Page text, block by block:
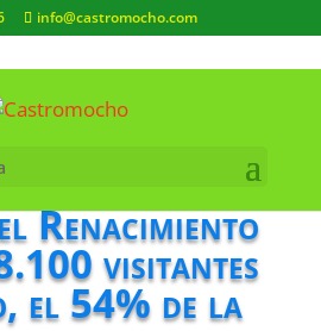
info@castromocho.com
Renacimiento
visitantes
el 54% de la